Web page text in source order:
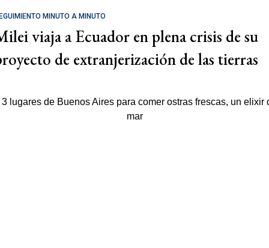
MINUTO A MINUTO
viaja a Ecuador en plena crisis de su
de extranjerización de las tierras